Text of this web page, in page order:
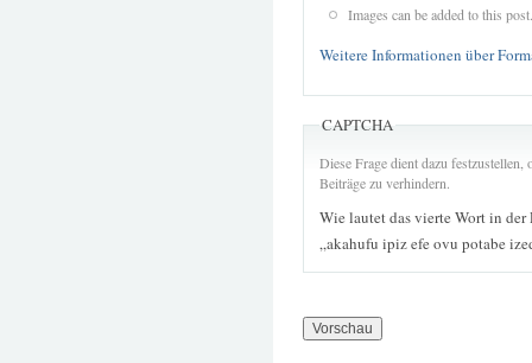
Images can be added to this post.
Weitere Informationen über
CAPTCHA
Diese Frage dient dazu
Beiträge zu verhindern.
Wie lautet das vierte Wort in der
„akahufu ipiz efe ovu potabe